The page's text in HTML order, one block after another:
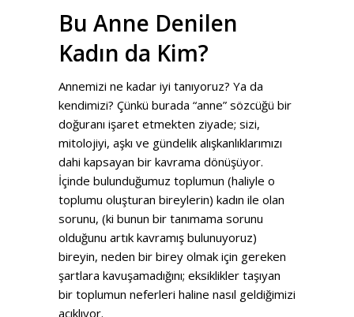
Bu Anne Denilen
Kadın da Kim?
Annemizi ne kadar iyi tanıyoruz? Ya da
kendimizi? Çünkü burada “anne” sözcüğü bir
doğuranı işaret etmekten ziyade; sizi,
mitolojiyi, aşkı ve gündelik alışkanlıklarımızı
dahi kapsayan bir kavrama dönüşüyor.
İçinde bulunduğumuz toplumun (haliyle o
toplumu oluşturan bireylerin) kadın ile olan
sorunu, (ki bunun bir tanımama sorunu
olduğunu artık kavramış bulunuyoruz)
bireyin, neden bir birey olmak için gereken
şartlara kavuşamadığını; eksiklikler taşıyan
bir toplumun neferleri haline nasıl geldiğimizi
açıklıyor.